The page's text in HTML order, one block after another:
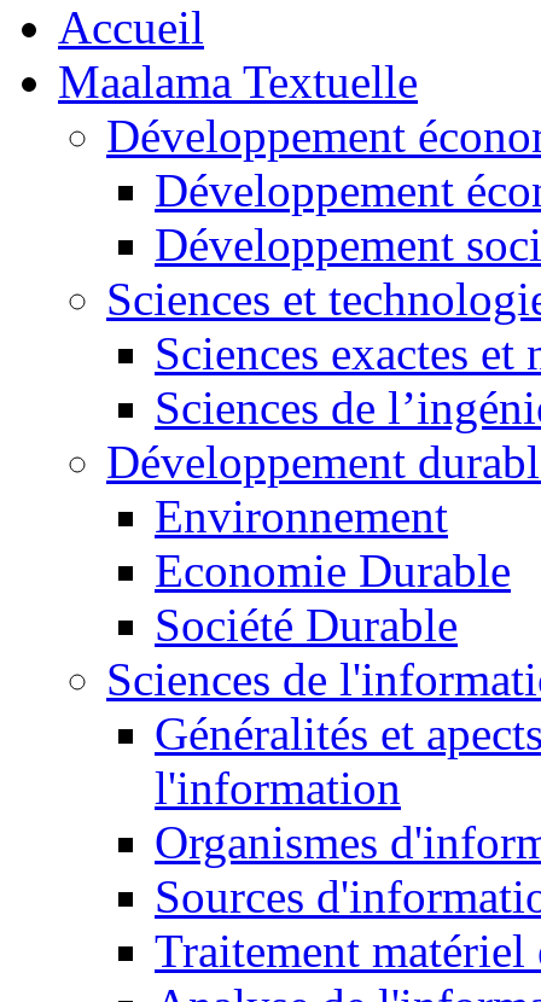
Accueil
Maalama Textuelle
Développement
Développement
Développement
Sciences et
Sciences exactes et
Sciences de
Développement
Environnement
Economie Durable
Société Durable
Sciences de
Généralités et
l'information
Organismes
Sources
Traitement matériel